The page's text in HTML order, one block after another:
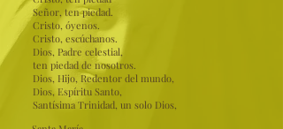
Señor, ten piedad.
Cristo, óyenos.
Cristo, escúchanos.
Dios, Padre celestial,
ten piedad de nosotros.
Dios, Hijo, Redentor del mundo,
Dios, Espíritu Santo,
Santísima Trinidad, un solo Dios,